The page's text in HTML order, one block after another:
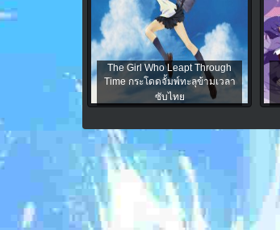
The Girl Who Leapt Through
Time กระโดดจั้มพ์ทะลุข้ามเวลา
ซับไทย